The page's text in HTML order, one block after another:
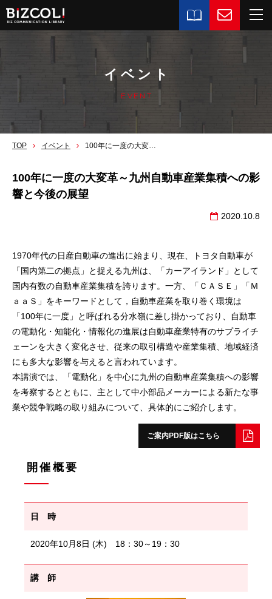
イベント
EVENT
TOP イベント 100年に一度の大変革～九州自動車産業集積への影響と今後の展望
100年に一度の大変革～九州自動車産業集積への影
響と今後の展望
2020.10.8
1970年代の日産自動車の進出に始まり、現在、トヨタ自動車が
「国内第二の拠点」と捉える九州は、「カーアイランド」として
国内有数の自動車産業集積を誇ります。一方、「ＣＡＳＥ」「Ｍ
ａａＳ」をキーワードとして，自動車産業を取り巻く環境は
「100年に一度」と呼ばれる分水嶺に差し掛かっており、自動車
の電動化・知能化・情報化の進展は自動車産業特有のサプライチ
ェーンを大きく変化させ、従来の取引構造や産業集積、地域経済
にも多大な影響を与えると言われています。
本講演では、「電動化」を中心に九州の自動車産業集積への影響
を考察するとともに、主として中小部品メーカーによる新たな事
業や競争戦略の取り組みについて、具体的にご紹介します。
ご案内PDF版はこちら
開催概要
日 時
2020年10月8日 (木) 18：30～19：30
講 師